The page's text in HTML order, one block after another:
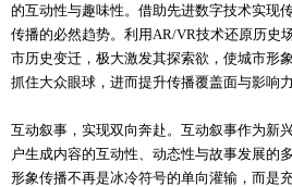
的互动性与趣味性。借助先进数字技术实现
传播的必然趋势。利用AR/VR技术还原历史
市历史变迁，极大激发其探索欲，使城市形
抓住大众眼球，进而提升传播覆盖面与影响力
互动叙事，实现双向奔赴。互动叙事作为新
户生成内容的互动性、动态性与故事发展的
形象传播不再是冰冷符号的单向灌输，而是